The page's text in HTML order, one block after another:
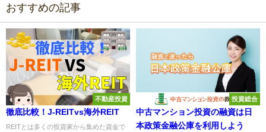
おすすめの記事
不動産投資
徹底比較！J-REITvs海外REIT
REITとは多くの投資家から集めた資金で
投資総合
中古マンション投資の融資は日
本政策金融公庫を利用しよう